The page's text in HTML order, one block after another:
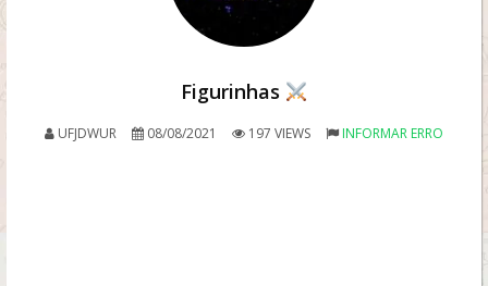
Figurinhas
UFJDWUR 08/08/2021 197 VIEWS INFORMAR ERRO